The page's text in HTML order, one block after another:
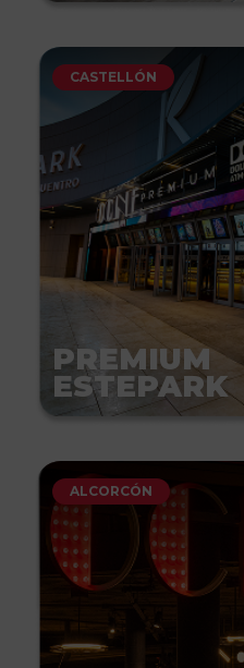
CASTELLÓN
PREMIUM
ESTEPARK
ALCORCÓN